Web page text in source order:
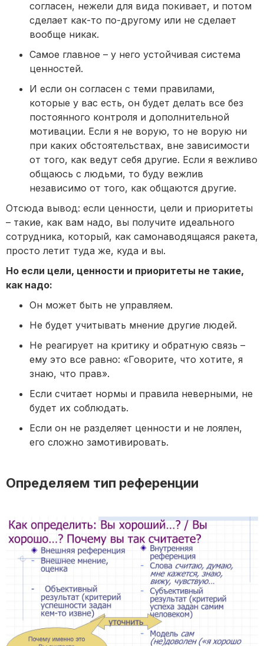
согласен, нежели для вида покивает, и потом
сделает как-то по-другому или не сделает
вообще никак.
Самое главное – у него устойчивая система
ценностей.
И если он согласен с теми правилами,
которые у вас есть, он будет делать все без
постоянного контроля и дополнительной
мотивации. Если я не ворую, то не ворую ни
при каких обстоятельствах, вне зависимости
от того, как ведут себя другие. Если я вежливо
общаюсь с людьми, то буду вежлив
независимо от того, как общаются другие.
Отсюда вывод: если ценности, цели и приоритеты
– такие, как вам надо, вы получите идеального
сотрудника, который, как самонаводящаяся ракета,
просто летит туда же, куда и вы.
Но если цели, ценности и приоритеты не такие,
как надо:
Он может быть не управляем.
Не будет учитывать мнение другие людей.
Не реагирует на критику и обратную связь –
ему это все равно: «Говорите, что хотите, я
знаю, что прав».
Если считает нормы и правила неверными, не
будет их соблюдать.
Если он не разделяет ценности и не лоялен,
его сложно замотивировать.
Определяем тип референции